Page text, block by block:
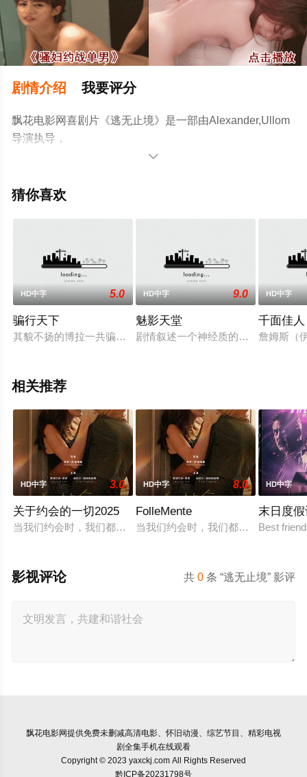
剧情介绍 我要评分
飘花电影网喜剧片《逃无止境》是一部由Alexander,Ullom
导演执导，
Phinehas,Yoon,Akira,Jackson,Noah,Toth,Mitchell,Cole等
版电影大全就上飘花影院，更多相关信息可移步至豆瓣电

猜你喜欢
HD中字 5.0
骗行天下
其貌不扬的博拉一共骗娶了12个老婆,目的是为了她们的财产.虽
HD中字 9.0
魅影天堂
剧情叙述一个神经质的作曲家
HD中字
千面佳人
詹姆斯（
相关推荐
HD中字 3.0
关于约会的一切2025
当我们约会时，我们都在想些什么？当内心的无数个“我”在争
HD中字 8.0
FolleMente
当我们约会时，我们都在想些什么？
HD中字
末日度
Best
共0 条 “逃无止境” 影评
影视评论
飘花电影网提供免费未删减高清电影、怀旧动漫、综艺节目、精彩电视
剧全集手机在线观看
Copyright © 2023 yaxckj.com All Rights Reserved
黔ICP备20231798号